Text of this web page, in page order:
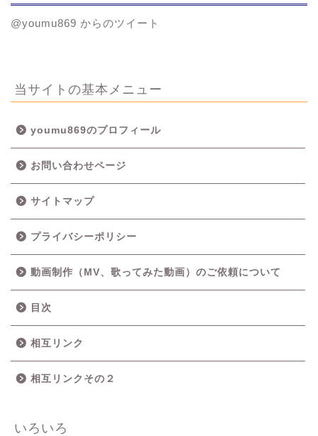
@youmu869 からのツイート
当サイトの基本メニュー
youmu869のプロフィール
お問い合わせページ
サイトマップ
プライバシーポリシー
動画制作（MV、歌ってみた動画）のご依頼について
目次
相互リンク
相互リンクその２
いろいろ